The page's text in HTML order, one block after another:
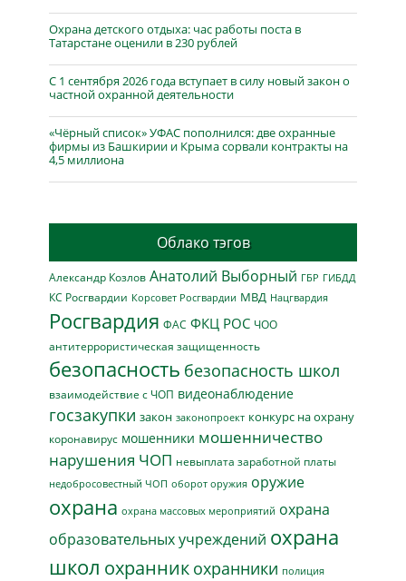
Охрана детского отдыха: час работы поста в
Татарстане оценили в 230 рублей
С 1 сентября 2026 года вступает в силу новый закон о
частной охранной деятельности
«Чёрный список» УФАС пополнился: две охранные
фирмы из Башкирии и Крыма сорвали контракты на
4,5 миллиона
Облако тэгов
Александр Козлов Анатолий Выборный ГБР ГИБДД
КС Росгвардии Корсовет Росгвардии МВД Нацгвардия
Росгвардия ФАС ФКЦ РОС ЧОО
антитеррористическая защищенность
безопасность безопасность школ
взаимодействие с ЧОП видеонаблюдение
госзакупки закон законопроект конкурс на охрану
коронавирус мошенники мошенничество
нарушения ЧОП невыплата заработной платы
недобросовестный ЧОП оборот оружия оружие
охрана охрана массовых мероприятий охрана
образовательных учреждений охрана
школ охранник охранники полиция